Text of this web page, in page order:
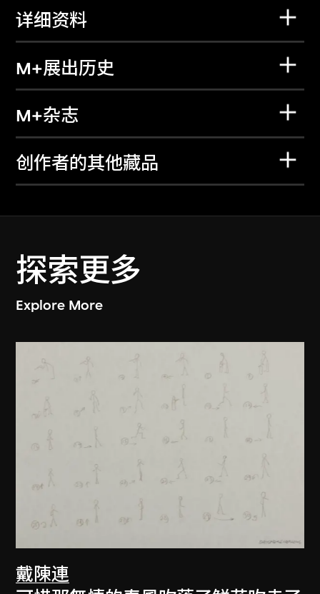
详细资料
M+展出历史
M+杂志
创作者的其他藏品
探索更多
Explore More
戴陳連